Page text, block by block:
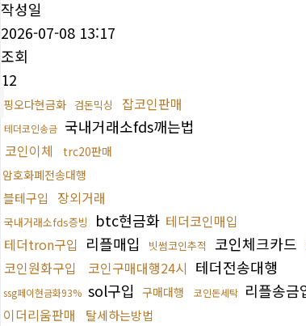
작성일
2026-07-08 13:17
조회
12
핑오다현금화 검돈믹싱 잡코인판매
테더코인송금 국내거래소fds깨는법
코인이체
trc20판매
암호화폐전송대행
블테구입 장외거래
국내거래소fds증빙 btc현금화 테더코인매입
테더tron구입 리플매입 빗썸코인추적 코인체크카드
코인원화구입 코인구매대행24시 테더전송대행
ssg페이현금화93% sol구입 구매대행 코인돈세탁 리플송금
이더리움판매 탈세하는방법